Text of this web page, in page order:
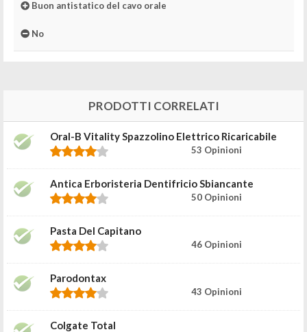
Buon antistatico del cavo orale
No
PRODOTTI CORRELATI
Oral-B Vitality Spazzolino Elettrico Ricaricabile
53 Opinioni
Antica Erboristeria Dentifricio Sbiancante
50 Opinioni
Pasta Del Capitano
46 Opinioni
Parodontax
43 Opinioni
Colgate Total